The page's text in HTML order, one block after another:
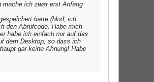
mache ich zwar erst Anfang
hatte (blöd, ich
den Abrufcode. Habe mich
habe ich einfach nur auf das
dem Desktop, so dass ich
gar keine Ahnung! Habe